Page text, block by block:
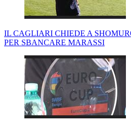
IL CAGLIARI CHIEDE A
PER SBANCARE MARASSI